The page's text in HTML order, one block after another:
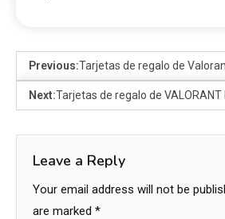
Previous:Tarjetas de regalo de
Next:Tarjetas de regalo de
Leave a Reply
Your email address will not be
are marked *